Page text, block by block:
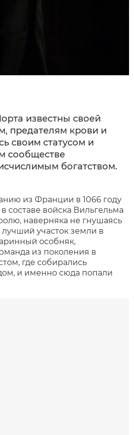
известны своей
предателям крови и
своим статусом и
сообществе
богатством.
из Франции в 1066 году
составе войска Вильгельма
наверняка не гнушаясь
участок земли в
особняк,
из поколения в
где собирались
и именно сюда попали